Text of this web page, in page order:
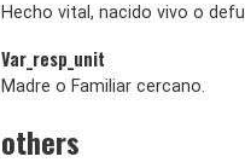
Hecho vital, nacido vivo o
Var_resp_unit
Madre o Familiar cercano.
others